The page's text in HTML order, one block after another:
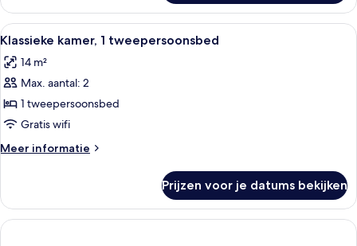
1
tweepersoonsbed,
toegankelijk
mindervaliden
Alle
foto's
voor
Klassieke
kamer,
1
tweepersoonsbed
laden
Een moderne slaapkamer met een
8
Klassieke kamer, 1 tweepersoonsbed
14 m²
Max. aantal: 2
1 tweepersoonsbed
Gratis wifi
Meer informatie
Meer
kamer,
tweepersoonsbed
Prijzen voor je datums bekijken